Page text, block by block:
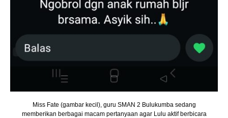
Miss Fate (gambar kecil), guru SMAN 2 Bulukumba sedang
memberikan berbagai macam pertanyaan agar Lulu aktif berbicara